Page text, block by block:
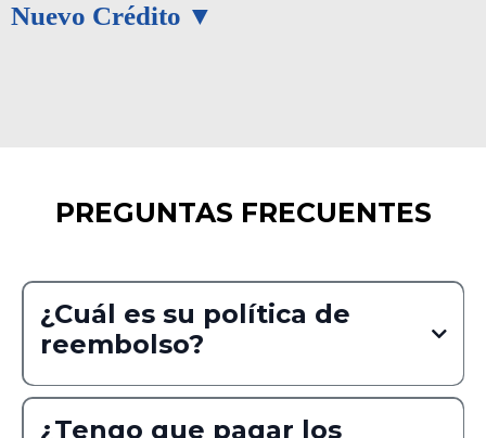
Nuevo Crédito
PREGUNTAS FRECUENTES
¿Cuál es su política de
reembolso?
¿Tengo que pagar los